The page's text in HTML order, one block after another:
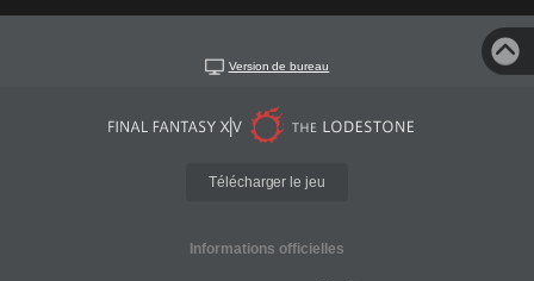
Version de bureau
Télécharger le jeu
Informations officielles